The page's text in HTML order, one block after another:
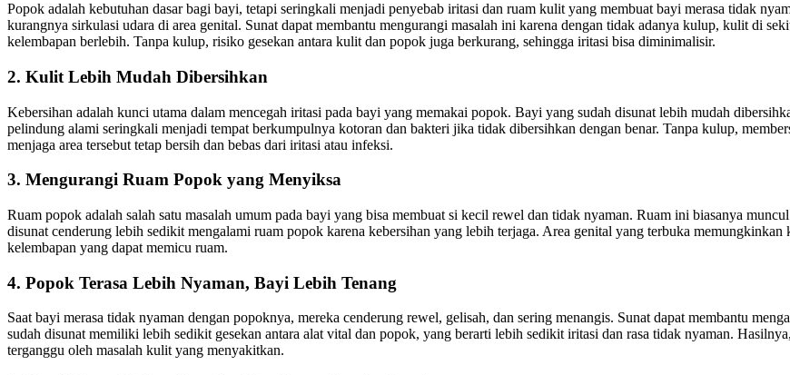
Popok adalah kebutuhan dasar bagi bayi, tetapi seringkali menjadi penyebab iritasi dan ruam kulit yang membuat bayi merasa tidak
kurangnya sirkulasi udara di area genital. Sunat dapat membantu mengurangi masalah ini karena dengan tidak adanya kulup, kulit di
kelembapan berlebih. Tanpa kulup, risiko gesekan antara kulit dan popok juga berkurang, sehingga iritasi bisa diminimalisir.
2. Kulit Lebih Mudah Dibersihkan
Kebersihan adalah kunci utama dalam mencegah iritasi pada bayi yang memakai popok. Bayi yang sudah disunat lebih mudah
pelindung alami seringkali menjadi tempat berkumpulnya kotoran dan bakteri jika tidak dibersihkan dengan benar. Tanpa kulup,
menjaga area tersebut tetap bersih dan bebas dari iritasi atau infeksi.
3. Mengurangi Ruam Popok yang Menyiksa
Ruam popok adalah salah satu masalah umum pada bayi yang bisa membuat si kecil rewel dan tidak nyaman. Ruam ini biasanya
disunat cenderung lebih sedikit mengalami ruam popok karena kebersihan yang lebih terjaga. Area genital yang terbuka
kelembapan yang dapat memicu ruam.
4. Popok Terasa Lebih Nyaman, Bayi Lebih Tenang
Saat bayi merasa tidak nyaman dengan popoknya, mereka cenderung rewel, gelisah, dan sering menangis. Sunat dapat membantu
sudah disunat memiliki lebih sedikit gesekan antara alat vital dan popok, yang berarti lebih sedikit iritasi dan rasa tidak nyaman.
terganggu oleh masalah kulit yang menyakitkan.